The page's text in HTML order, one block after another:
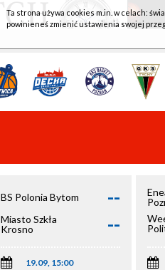
BS Polonia Bytom --
Miasto Szkła
Krosno
--
19.09, 15:00
Ta strona używa cookies m.in. w celach:
powinieneś zmienić ustawienia swojej